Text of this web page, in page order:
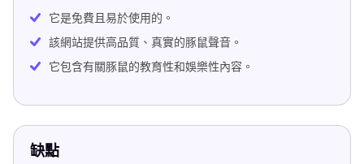
它是免費且易於使用的。
該網站提供高品質、真實的豚鼠聲音。
它包含有關豚鼠的教育性和娛樂性內容。
缺點